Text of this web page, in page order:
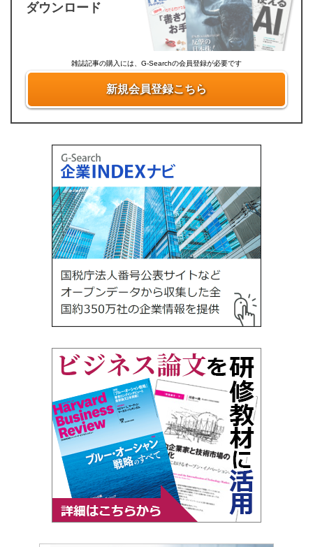
ダウンロード
雑誌記事の購入には、G-Searchの会員登録が必要です
新規会員登録こちら